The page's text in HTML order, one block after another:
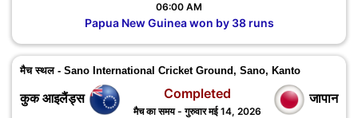
06:00 AM
Papua New Guinea won by 38 runs
मैच स्थल - Sano International Cricket Ground, Sano, Kanto
कुक आइलैंड्स जापान
Completed
मैच का समय - गुरुवार मई 14, 2026